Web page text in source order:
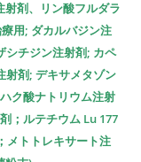
剤、リン酸フルダラ
用; ダカルバジン注
シチジン注射剤; カペ
射剤; デキサメタゾン
ク酸ナトリウム注射
；ルテチウム Lu 177
メトトレキサート注